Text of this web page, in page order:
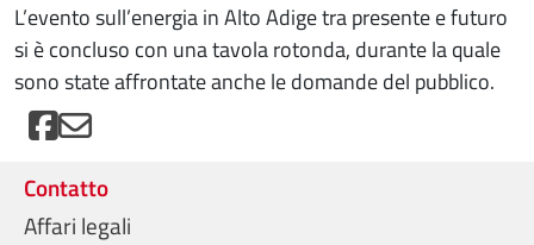
L’evento sull’energia in Alto Adige tra presente e futuro
si è concluso con una tavola rotonda, durante la quale
sono state affrontate anche le domande del pubblico.
Contatto
Affari legali